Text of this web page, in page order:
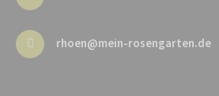
rhoen@mein-rosengarten.de